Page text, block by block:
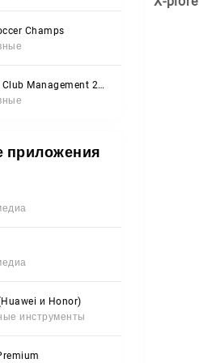
Champs
Football Club Management 2023
приложения
и Honor)
инструменты